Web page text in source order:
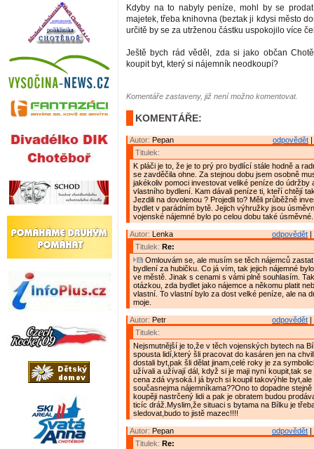
Kdyby na to nabyly peníze, mohl by se
majetek, třeba knihovna (beztak ji kdysi město
určitě by se za utrženou částku uspokojilo více
Ještě bych rád věděl, zda si jako občan
koupit byt, který si nájemník neodkoupí?
Komentáře zastaveny, již není možno komentovat.
KOMENTÁŘE:
odpovědět
Autor: Pepan
Titulek:
K pláči je to, že je to prý pro bydlící stále hodně a
se zavděčila ohne. Za stejnou dobu jsem osobně
jakékoliv pomoci investovat veliké peníze do údržby
vlastního bydlení. Kam dávali peníze ti, kteří chtějí
Jezdili na dovolenou ? Projedli to? Měli průběžně
bydlet v parádním bytě. Jejich výhružky jsou
vojenské nájemné bylo po celou dobu také úsměvné.
odpovědět |
Autor: Lenka
Titulek: Re:
Omlouvám se, ale musím se těch nájemců
bydlení za hubičku. Co já vím, tak jejich nájemné
ve městě. Jinak s cenami s vámi plně souhlasím.
otázkou, zda bydlet jako nájemce a někomu platit
vlastní. To vlastní bylo za dost velké peníze, ale na
moje.
odpovědět |
Autor: Petr
Titulek:
Nejsmutnější je to,že v těch vojenských bytech na
spousta lidí,který šli pracovat do kasáren jen na
dostali byt,pak šli dělat jinam,celé roky je za
užívali a užívají dál, když si je maji nyní koupit,tak se
cena zdá vysoká.I já bych si koupil takovýhle byt,ale
současnejma nájemníkama??Ono to dopadne
koupěji nastrčený lidi a pak je obratem budou
ticíc dráž.Myslim,že situaci s bytama na Bílku je
sledovat,budo to jistě mazec!!!!
odpovědět |
Autor: Pepan
Titulek: Re: